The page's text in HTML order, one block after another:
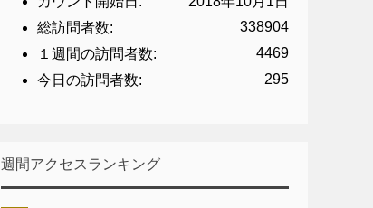
338904
総訪問者数:
4469
１週間の訪問者数:
295
今日の訪問者数:
週間アクセスランキング